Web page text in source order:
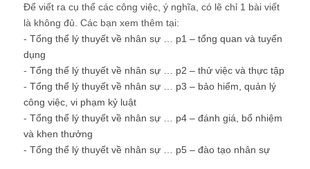
Để viết ra cụ thể các công việc, ý nghĩa, có lẽ chỉ 1 bài viết
là không đủ. Các bạn xem thêm tại:
- Tổng thể lý thuyết về nhân sự … p1 – tổng quan và tuyển
dụng
- Tổng thể lý thuyết về nhân sự … p2 – thử việc và thực tập
- Tổng thể lý thuyết về nhân sự … p3 – bảo hiểm, quản lý
công việc, vi phạm kỷ luật
- Tổng thể lý thuyết về nhân sự … p4 – đánh giá, bổ nhiệm
và khen thưởng
- Tổng thể lý thuyết về nhân sự … p5 – đào tạo nhân sự